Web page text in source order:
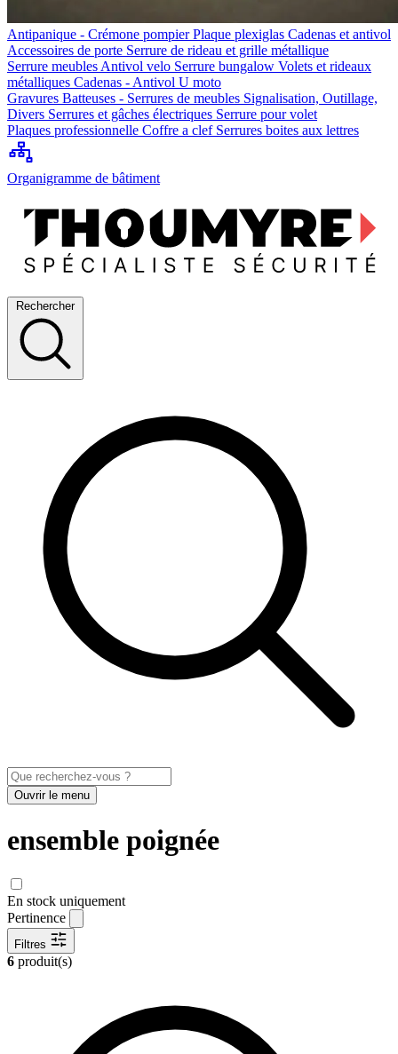
Antipanique - Crémone pompierPlaque plexiglas Cadenas et antivol
Accessoires de porte Serrure de rideau et grille métallique
Serrure meubles Antivol velo Serrure bungalow Volets et rideaux
métalliques Cadenas - Antivol U moto
Gravures Batteuses - Serrures de meubles Signalisation, Outillage,
Divers Serrures et gâches électriques Serrure pour volet
Plaques professionnelle Coffre a clef Serrures boites aux lettres
Organigramme de bâtiment
Rechercher
Ouvrir le menu
ensemble poignée
En stock uniquement
Pertinence
Filtres
6 produit(s)